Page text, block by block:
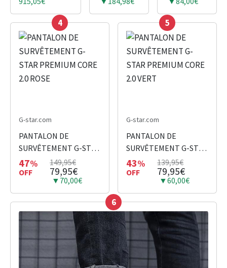
4
G-star.com
PANTALON DE
SURVÊTEMENT G-STAR
PREMIUM CORE 2.0
ROSE
47%
OFF
149,95€
79,95€
▼70,00€
5
G-star.com
PANTALON DE
SURVÊTEMENT G-STAR
PREMIUM CORE 2.0
VERT
43%
OFF
139,95€
79,95€
▼60,00€
6